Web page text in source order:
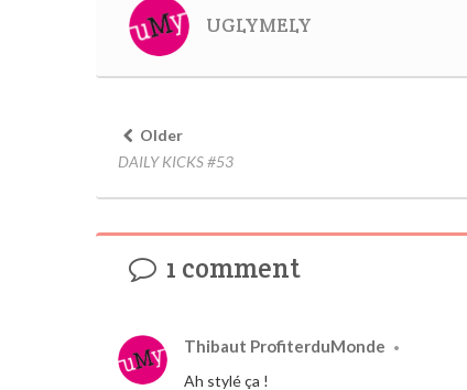
UGLYMELY
Older
DAILY KICKS #53
1 comment
Thibaut ProfiterduMonde •
Ah stylé ça !